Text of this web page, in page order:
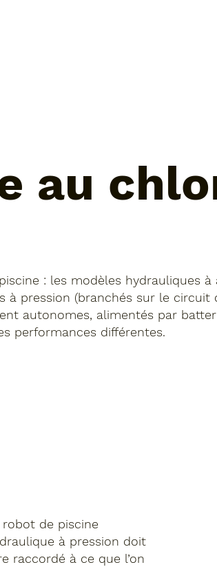
au
: les modèles hydrauliques
à pression (branchés sur le circuit
autonomes, alimentés par
performances différentes.
robot de piscine
à pression doit
raccordé à ce que l’on